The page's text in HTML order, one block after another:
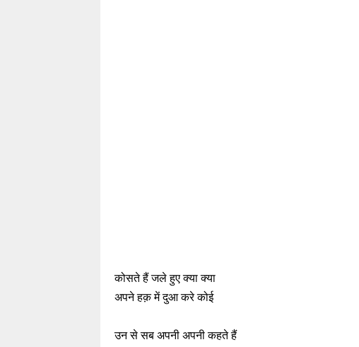
कोसते हैं जले हुए क्या क्या
अपने हक़ में दुआ करे कोई
उन से सब अपनी अपनी कहते हैं